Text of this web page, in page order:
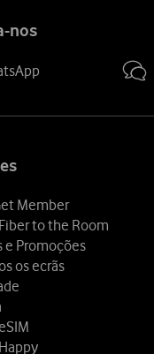
nos
Member
to the Room
e Promoções
os ecrãs